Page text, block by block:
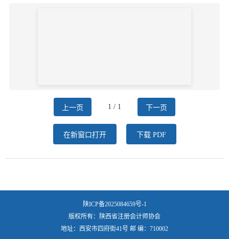
上一页 1 / 1 下一页
在新窗口打开 下载 PDF
陕ICP备2025084659号-1
版权所有：陕西省注册会计师协会
地址：西安市四府街41号 邮 编：710002